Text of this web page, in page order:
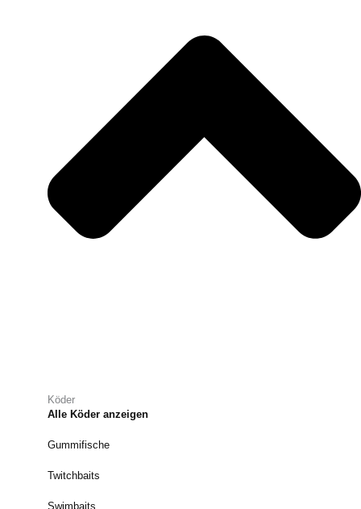
Köder
Alle Köder anzeigen
Gummifische
Twitchbaits
Swimbaits